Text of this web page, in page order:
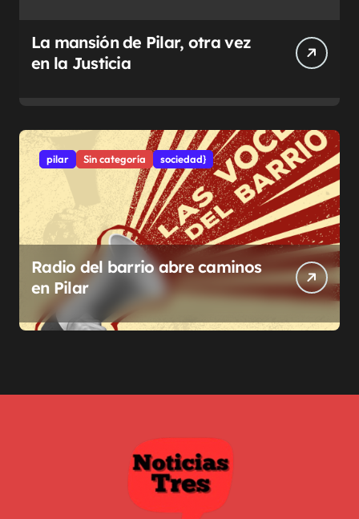
La mansión de Pilar, otra vez
en la Justicia
pilar Sin categoría sociedad}
Radio del barrio abre caminos
en Pilar